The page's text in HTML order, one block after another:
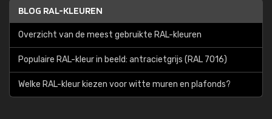
BLOG RAL-KLEUREN
Overzicht van de meest gebruikte RAL-kleuren
Populaire RAL-kleur in beeld: antracietgrijs (RAL 7016)
Welke RAL-kleur kiezen voor witte muren en plafonds?